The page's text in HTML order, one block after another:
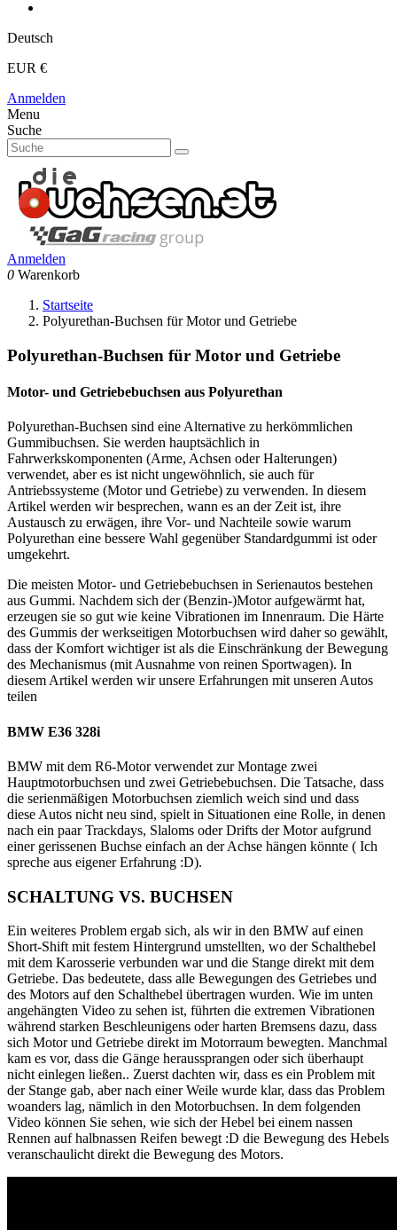
Deutsch
EUR €
Anmelden
Menu
Suche
Anmelden
0 Warenkorb
Startseite
Polyurethan-Buchsen für Motor und Getriebe
Polyurethan-Buchsen für Motor und Getriebe
Motor- und Getriebebuchsen aus Polyurethan
Polyurethan-Buchsen sind eine Alternative zu herkömmlichen
Gummibuchsen. Sie werden hauptsächlich in
Fahrwerkskomponenten (Arme, Achsen oder Halterungen)
verwendet, aber es ist nicht ungewöhnlich, sie auch für
Antriebssysteme (Motor und Getriebe) zu verwenden. In diesem
Artikel werden wir besprechen, wann es an der Zeit ist, ihre
Austausch zu erwägen, ihre Vor- und Nachteile sowie warum
Polyurethan eine bessere Wahl gegenüber Standardgummi ist oder
umgekehrt.
Die meisten Motor- und Getriebebuchsen in Serienautos bestehen
aus Gummi. Nachdem sich der (Benzin-)Motor aufgewärmt hat,
erzeugen sie so gut wie keine Vibrationen im Innenraum. Die Härte
des Gummis der werkseitigen Motorbuchsen wird daher so gewählt,
dass der Komfort wichtiger ist als die Einschränkung der Bewegung
des Mechanismus (mit Ausnahme von reinen Sportwagen). In
diesem Artikel werden wir unsere Erfahrungen mit unseren Autos
teilen
BMW E36 328i
BMW mit dem R6-Motor verwendet zur Montage zwei
Hauptmotorbuchsen und zwei Getriebebuchsen. Die Tatsache, dass
die serienmäßigen Motorbuchsen ziemlich weich sind und dass
diese Autos nicht neu sind, spielt in Situationen eine Rolle, in denen
nach ein paar Trackdays, Slaloms oder Drifts der Motor aufgrund
einer gerissenen Buchse einfach an der Achse hängen könnte ( Ich
spreche aus eigener Erfahrung :D).
SCHALTUNG VS. BUCHSEN
Ein weiteres Problem ergab sich, als wir in den BMW auf einen
Short-Shift mit festem Hintergrund umstellten, wo der Schalthebel
mit dem Karosserie verbunden war und die Stange direkt mit dem
Getriebe. Das bedeutete, dass alle Bewegungen des Getriebes und
des Motors auf den Schalthebel übertragen wurden. Wie im unten
angehängten Video zu sehen ist, führten die extremen Vibrationen
während starken Beschleunigens oder harten Bremsens dazu, dass
sich Motor und Getriebe direkt im Motorraum bewegten. Manchmal
kam es vor, dass die Gänge heraussprangen oder sich überhaupt
nicht einlegen ließen.. Zuerst dachten wir, dass es ein Problem mit
der Stange gab, aber nach einer Weile wurde klar, dass das Problem
woanders lag, nämlich in den Motorbuchsen. In dem folgenden
Video können Sie sehen, wie sich der Hebel bei einem nassen
Rennen auf halbnassen Reifen bewegt :D die Bewegung des Hebels
veranschaulicht direkt die Bewegung des Motors.